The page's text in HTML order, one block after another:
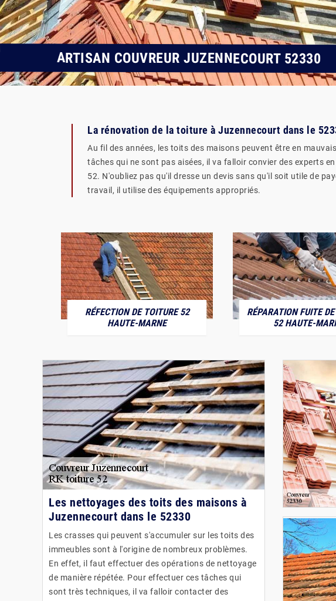
ARTISAN COUVREUR JUZENNECOURT 52330
La rénovation de la toiture à Juzennecourt dans le
Au fil des années, les toits des maisons peuvent être en
tâches qui ne sont pas aisées, il va falloir convier des experts
52. N'oubliez pas qu'il dresse un devis sans qu'il soit utile de
travail, il utilise des équipements appropriés.
RÉFECTION DE TOITURE 52
HAUTE-MARNE
RÉPARATION FUITE
52 HAUTE-
Les nettoyages des toits des maisons à
Juzennecourt dans le 52330
Les crasses qui peuvent s'accumuler sur les toits des
immeubles sont à l'origine de nombreux problèmes.
En effet, il faut effectuer des opérations de nettoyage
de manière répétée. Pour effectuer ces tâches qui
sont très techniques, il va falloir contacter des